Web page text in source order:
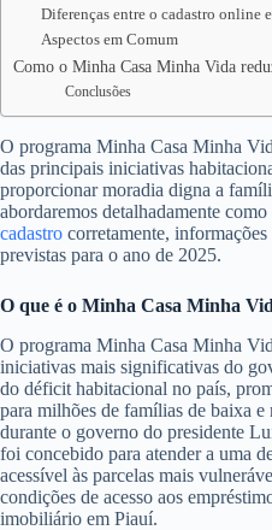
Diferenças entre o cadastro online
Aspectos em Comum
Como o Minha Casa Minha Vida
Conclusões
O programa Minha Casa Minha
das principais iniciativas
proporcionar moradia digna a
abordaremos detalhadamente
cadastro corretamente, informações
previstas para o ano de 2025.
O que é o Minha Casa Minha
O programa Minha Casa Minha
iniciativas mais significativas do
do déficit habitacional no país,
para milhões de famílias de baixa
durante o governo do presidente
foi concebido para atender a uma
acessível às parcelas mais
condições de acesso aos
imobiliário em Piauí.